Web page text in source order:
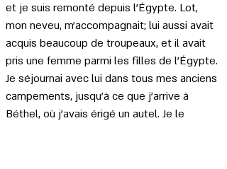
et je suis remonté depuis l'Égypte. Lot,
mon neveu, m'accompagnait; lui aussi avait
acquis beaucoup de troupeaux, et il avait
pris une femme parmi les filles de l'Égypte.
Je séjournai avec lui dans tous mes anciens
campements, jusqu'à ce que j'arrive à
Béthel, où j'avais érigé un autel. Je le